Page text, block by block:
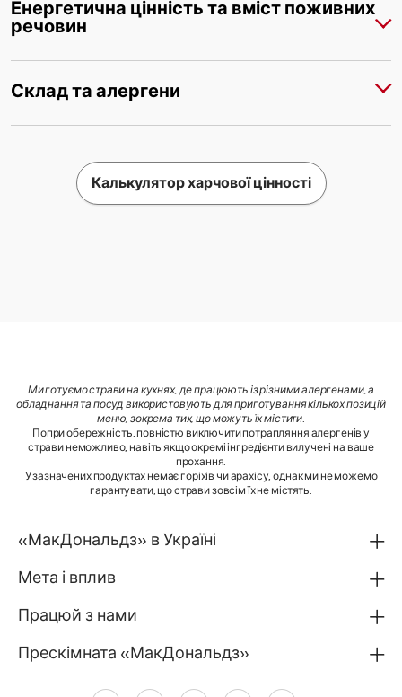
Енергетична цінність та вміст поживних
речовин
Склад та алергени
Калькулятор харчової цінності
Ми готуємо страви на кухнях, де працюють із різними алергенами, а
обладнання та посуд використовують для приготування кількох позицій
меню, зокрема тих, що можуть їх містити.
Попри обережність, повністю виключити потрапляння алергенів у
страви неможливо, навіть якщо окремі інгредієнти вилучені на ваше
прохання.
У зазначених продуктах немає горіхів чи арахісу, однак ми не можемо
гарантувати, що страви зовсім їх не містять.
«МакДональдз» в Україні
Мета і вплив
Працюй з нами
Прескімната «МакДональдз»